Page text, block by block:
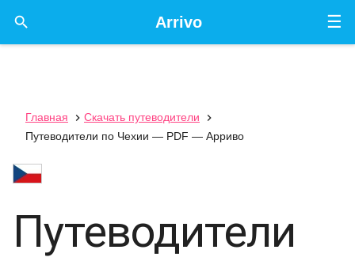
☰
Arrivo

Главная  Скачать путеводители

Путеводители по Чехии — PDF — Арриво
Путеводители